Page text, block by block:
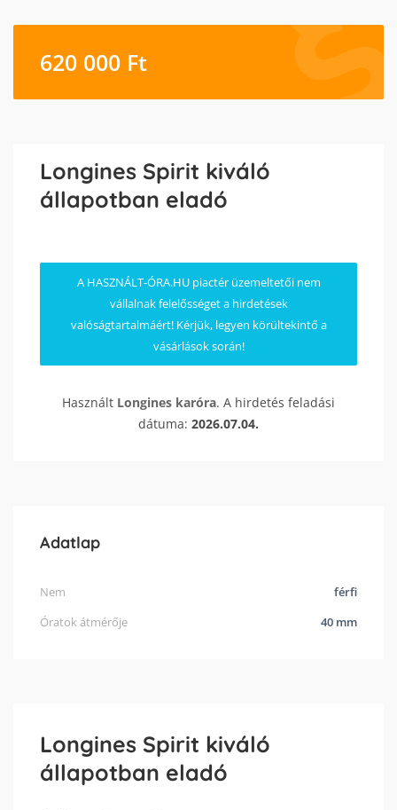
620 000 Ft
Longines Spirit kiváló
állapotban eladó
A HASZNÁLT-ÓRA.HU piactér üzemeltetői nem
vállalnak felelősséget a hirdetések
valóságtartalmáért! Kérjük, legyen körültekintő a
vásárlások során!
Használt Longines karóra. A hirdetés feladási
dátuma: 2026.07.04.
Adatlap
Nem
férfi
Óratok átmérője
40 mm
Longines Spirit kiváló
állapotban eladó